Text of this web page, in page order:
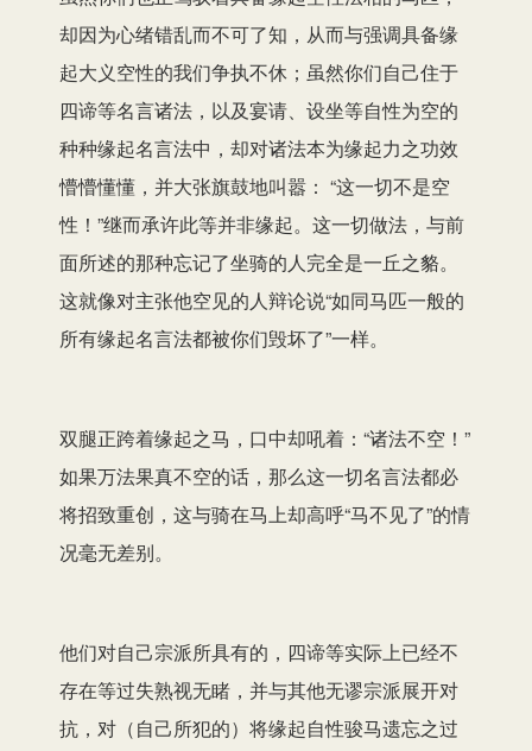
却因为心绪错乱而不可了知，从而与强调具备缘
起大义空性的我们争执不休；虽然你们自己住于
四谛等名言诸法，以及宴请、设坐等自性为空的
种种缘起名言法中，却对诸法本为缘起力之功效
懵懵懂懂，并大张旗鼓地叫嚣： “这一切不是空
性！”继而承许此等并非缘起。这一切做法，与前
面所述的那种忘记了坐骑的人完全是一丘之貉。
这就像对主张他空见的人辩论说“如同马匹一般的
所有缘起名言法都被你们毁坏了”一样。
双腿正跨着缘起之马，口中却吼着：“诸法不空！”
如果万法果真不空的话，那么这一切名言法都必
将招致重创，这与骑在马上却高呼“马不见了”的情
况毫无差别。
他们对自己宗派所具有的，四谛等实际上已经不
存在等过失熟视无睹，并与其他无谬宗派展开对
抗，对（自己所犯的）将缘起自性骏马遗忘之过